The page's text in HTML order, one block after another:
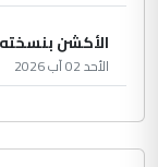
الأكشن بنسخته
الأحد 02 آب 2026